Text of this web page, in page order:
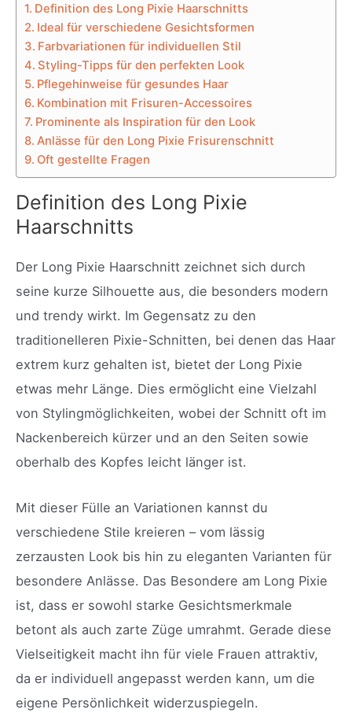
Definition des Long Pixie Haarschnitts
Ideal für verschiedene Gesichtsformen
Farbvariationen für individuellen Stil
Styling-Tipps für den perfekten Look
Pflegehinweise für gesundes Haar
Kombination mit Frisuren-Accessoires
Prominente als Inspiration für den Look
Anlässe für den Long Pixie Frisurenschnitt
Oft gestellte Fragen
Definition des Long Pixie
Haarschnitts
Der Long Pixie Haarschnitt zeichnet sich durch
seine kurze Silhouette aus, die besonders modern
und trendy wirkt. Im Gegensatz zu den
traditionelleren Pixie-Schnitten, bei denen das Haar
extrem kurz gehalten ist, bietet der Long Pixie
etwas mehr Länge. Dies ermöglicht eine Vielzahl
von Stylingmöglichkeiten, wobei der Schnitt oft im
Nackenbereich kürzer und an den Seiten sowie
oberhalb des Kopfes leicht länger ist.
Mit dieser Fülle an Variationen kannst du
verschiedene Stile kreieren – vom lässig
zerzausten Look bis hin zu eleganten Varianten für
besondere Anlässe. Das Besondere am Long Pixie
ist, dass er sowohl starke Gesichtsmerkmale
betont als auch zarte Züge umrahmt. Gerade diese
Vielseitigkeit macht ihn für viele Frauen attraktiv,
da er individuell angepasst werden kann, um die
eigene Persönlichkeit widerzuspiegeln.